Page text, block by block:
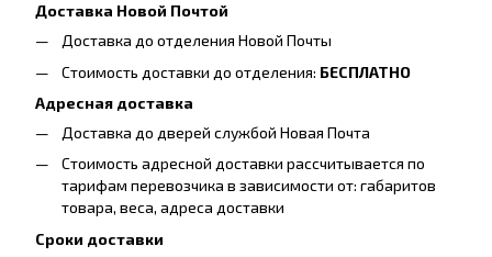
Доставка Новой Почтой
Доставка до отделения Новой Почты
Стоимость доставки до отделения: БЕСПЛАТНО
Адресная доставка
Доставка до дверей службой Новая Почта
Стоимость адресной доставки рассчитывается по
тарифам перевозчика в зависимости от: габаритов
товара, весa, адреса доставки
Сроки доставки